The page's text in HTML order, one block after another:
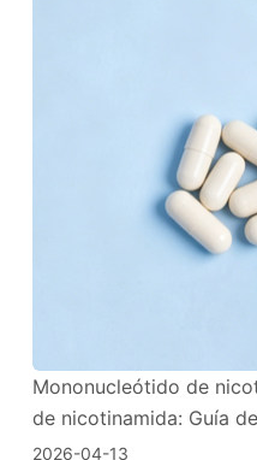
Mononucleótido de
de nicotinamida: Guía
2026-04-13